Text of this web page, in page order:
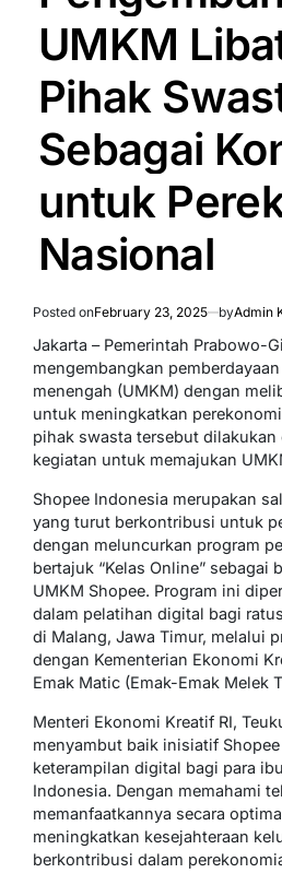
UMKM
Pihak
Sebagai
untuk
Nasional
Posted onFebruary 23, 2025 byAdmin
Jakarta – Pemerintah Prabowo-
mengembangkan
menengah (UMKM) dengan
untuk meningkatkan
pihak swasta tersebut dilakukan
kegiatan untuk memajukan
Shopee Indonesia merupakan
yang turut berkontribusi untuk
dengan meluncurkan program
bertajuk “Kelas Online” sebagai
UMKM Shopee. Program ini
dalam pelatihan digital bagi
di Malang, Jawa Timur, melalui
dengan Kementerian Ekonomi
Emak Matic (Emak-Emak Melek
Menteri Ekonomi Kreatif RI,
menyambut baik inisiatif
keterampilan digital bagi para
Indonesia. Dengan memahami
memanfaatkannya secara
meningkatkan kesejahteraan
berkontribusi dalam